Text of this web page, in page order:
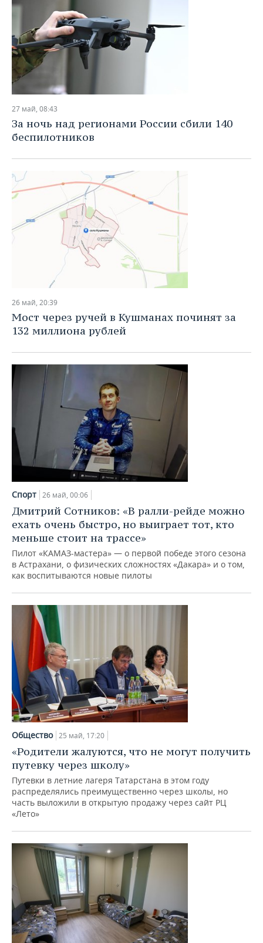
27 май, 08:43
За ночь над регионами России сбили 140
беспилотников
26 май, 20:39
Мост через ручей в Кушманах починят за
132 миллиона рублей
Спорт 26 май, 00:06
Дмитрий Сотников: «В ралли-рейде можно
ехать очень быстро, но выиграет тот, кто
меньше стоит на трассе»
Пилот «КАМАЗ-мастера» — о первой победе этого сезона
в Астрахани, о физических сложностях «Дакара» и о том,
как воспитываются новые пилоты
Общество 25 май, 17:20
«Родители жалуются, что не могут получить
путевку через школу»
Путевки в летние лагеря Татарстана в этом году
распределялись преимущественно через школы, но
часть выложили в открытую продажу через сайт РЦ
«Лето»